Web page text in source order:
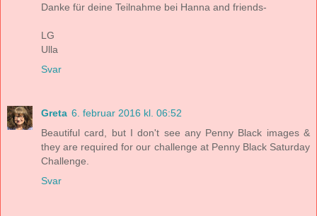
Danke für deine Teilnahme bei Hanna and friends-
LG
Ulla
Svar
Greta 6. februar 2016 kl. 06:52
Beautiful card, but I don't see any Penny Black images &
they are required for our challenge at Penny Black Saturday
Challenge.
Svar